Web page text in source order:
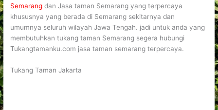
Semarang dan Jasa taman Semarang yang terpercaya
khususnya yang berada di Semarang sekitarnya dan
umumnya seluruh wilayah Jawa Tengah. jadi untuk anda yang
membutuhkan tukang taman Semarang segera hubungi
Tukangtamanku.com jasa taman semarang terpercaya.
Tukang Taman Jakarta